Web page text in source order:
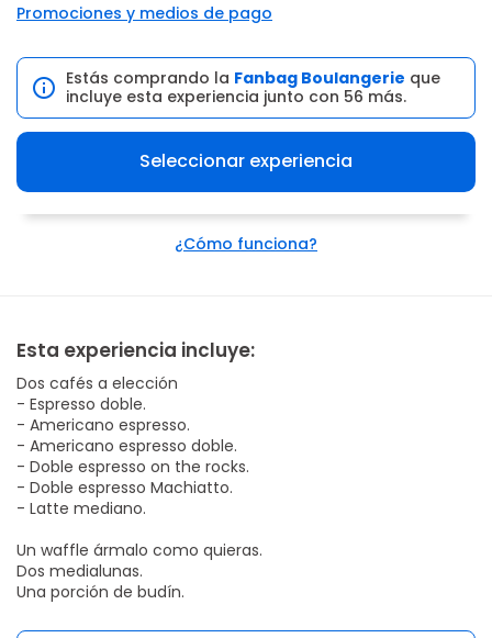
Promociones y medios de pago
Estás comprando la Fanbag Boulangerie que
incluye esta experiencia junto con 56 más.
Seleccionar experiencia
¿Cómo funciona?
Esta experiencia incluye:
Dos cafés a elección
- Espresso doble.
- Americano espresso.
- Americano espresso doble.
- Doble espresso on the rocks.
- Doble espresso Machiatto.
- Latte mediano.
Un waffle ármalo como quieras.
Dos medialunas.
Una porción de budín.